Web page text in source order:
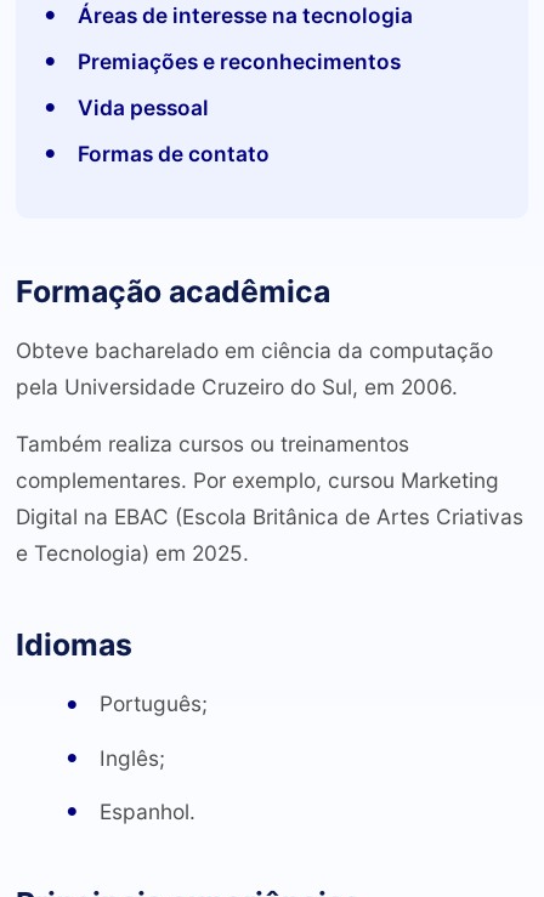
Áreas de interesse na tecnologia
Premiações e reconhecimentos
Vida pessoal
Formas de contato
Formação acadêmica
Obteve bacharelado em ciência da computação
pela Universidade Cruzeiro do Sul, em 2006.
Também realiza cursos ou treinamentos
complementares. Por exemplo, cursou Marketing
Digital na EBAC (Escola Britânica de Artes Criativas
e Tecnologia) em 2025.
Idiomas
Português;
Inglês;
Espanhol.